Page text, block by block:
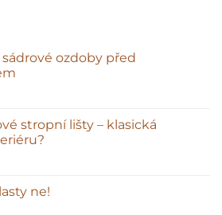
ozdoby před
stropní lišty – klasická
ne!